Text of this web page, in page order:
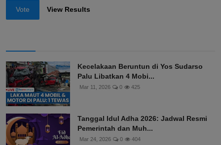
Vote View Results
Kecelakaan Beruntun di Yos Sudarso
Palu Libatkan 4 Mobi...
Mar 11, 2026 0 425
Tanggal Idul Adha 2026: Jadwal Resmi
Pemerintah dan Muh...
Mar 24, 2026 0 404